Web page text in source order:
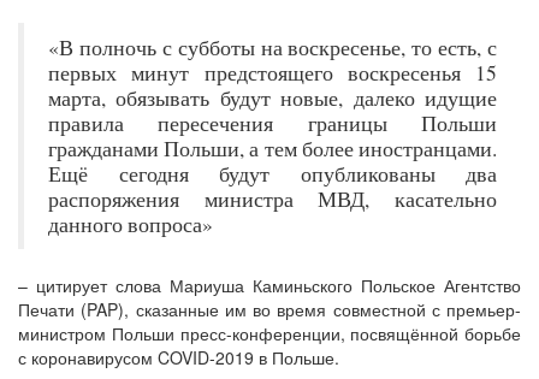
«В полночь с субботы на воскресенье, то есть, с
первых минут предстоящего воскресенья 15
марта, обязывать будут новые, далеко идущие
правила пересечения границы Польши
гражданами Польши, а тем более иностранцами.
Ещё сегодня будут опубликованы два
распоряжения министра МВД, касательно
данного вопроса»
– цитирует слова Мариуша Каминьского Польское Агентство
Печати (PAP), сказанные им во время совместной с премьер-
министром Польши пресс-конференции, посвящённой борьбе
с коронавирусом COVID-2019 в Польше.